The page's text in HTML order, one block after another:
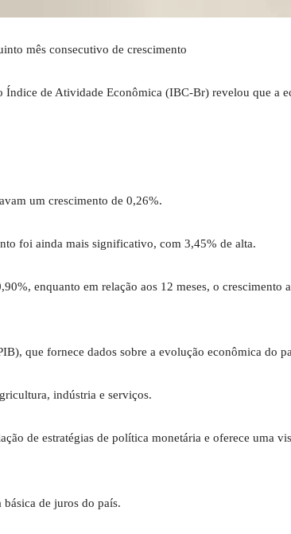
mês consecutivo de crescimento
de Atividade Econômica (IBC-Br) revelou que a
um crescimento de 0,26%.
foi ainda mais significativo, com 3,45% de alta.
enquanto em relação aos 12 meses, o crescimento
que fornece dados sobre a evolução econômica do
indústria e serviços.
de estratégias de política monetária e oferece uma
de juros do país.